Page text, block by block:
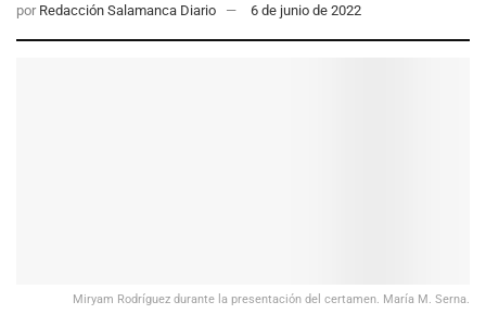
por Redacción Salamanca Diario 6 de junio de 2022
Miryam Rodríguez durante la presentación del certamen. María M. Serna.